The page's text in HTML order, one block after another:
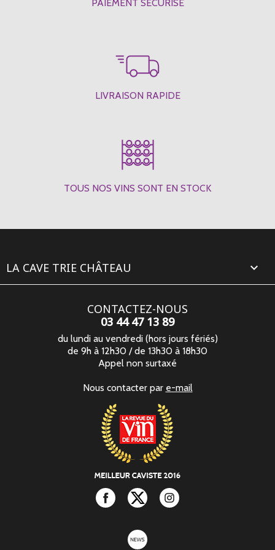
PAIEMENT SÉCURISÉ
LIVRAISON RAPIDE
TOUS NOS VINS SONT EN STOCK
LA CAVE TRIE CHÂTEAU 
CONTACTEZ-NOUS
03 44 47 13 89
du lundi au vendredi (hors jours fériés)
de 9h à 12h30 / de 13h30 à 18h30
Appel non surtaxé
Nous contacter par e-mail
Facebook Twitter